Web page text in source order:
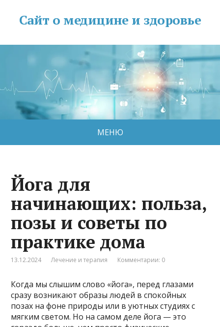
Сайт о медицине и здоровье
МЕНЮ
Йога для
начинающих: польза,
позы и советы по
практике дома
13.12.2024 Лечение и терапия Комментарии: 0
Когда мы слышим слово «йога», перед глазами
сразу возникают образы людей в спокойных
позах на фоне природы или в уютных студиях с
мягким светом. Но на самом деле йога — это